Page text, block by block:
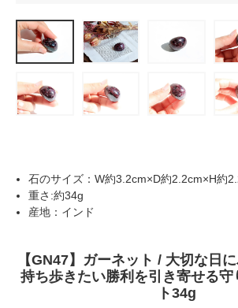
石のサイズ：W約3.2cm×D約2.2cm×H約
重さ:約34g
産地：インド
【GN47】ガーネット / 大切な日
持ち歩きたい勝利を引き寄せる守
ト34g